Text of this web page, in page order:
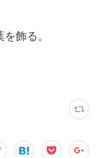
飾る。